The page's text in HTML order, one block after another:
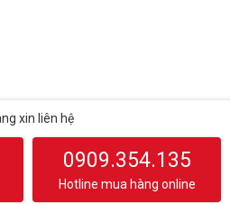
xin liên hệ
0909.354.135
Hotline mua hàng online